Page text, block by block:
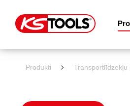
Produkti Transportlīdzekļu